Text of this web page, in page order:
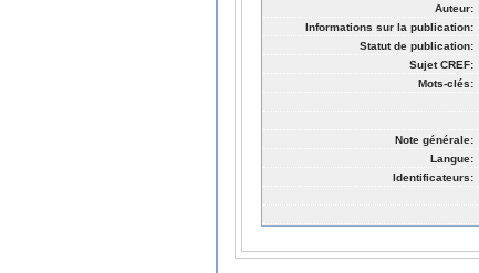
Auteur:
Informations sur la publication:
Statut de publication:
Sujet CREF:
Mots-clés:
Note générale:
Langue:
Identificateurs: